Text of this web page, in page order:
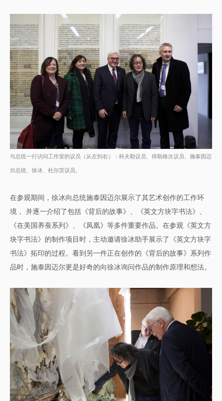
与总统一行访问工作室的议员（从左到右）：科夫勒议员、得勒格次议员、施泰因迈
尔总统、徐冰、杜尔茨议员。
在参观期间，徐冰向总统施泰因迈尔展示了其艺术创作的工作环
境， 并逐一介绍了包括《背后的故事》、《英文方块字书法》、
《在美国养蚕系列》、《凤凰》等多件重要作品。在参观《英文方
块字书法》的制作项目时，主动邀请徐冰助手展示了《英文方块字
书法》拓印的过程。看到另一件正在创作的《背后的故事》系列作
品时，施泰因迈尔更是好奇的向徐冰询问作品的制作原理和想法。